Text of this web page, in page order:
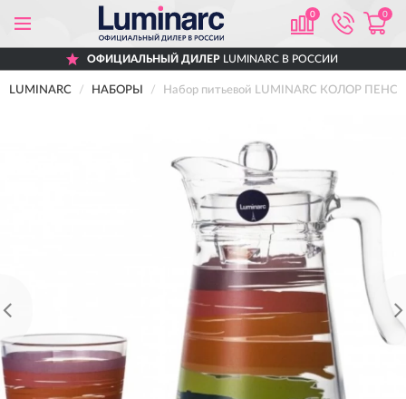
0 0
ОФИЦИАЛЬНЫЙ ДИЛЕР LUMINARC В РОССИИ
LUMINARC НАБОРЫ Набор питьевой LUMINARC КОЛОР